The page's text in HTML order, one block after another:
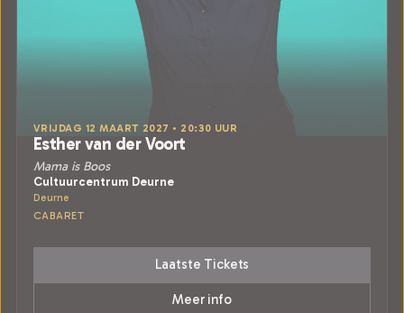
VRIJDAG 12 MAART 2027 • 20:30 UUR
Esther van der Voort
Mama is Boos
Cultuurcentrum Deurne
Deurne
CABARET
Laatste Tickets
Meer info